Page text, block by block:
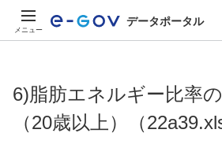
メニュー
データポータル
6)脂肪エネルギー比率
（20歳以上）（22a39.xls